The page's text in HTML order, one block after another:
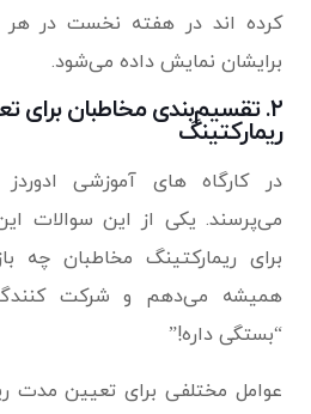
برایشان نمایش داده می‌شود.
۲. تقسیم‌بندی مخاطبان برای
ریمارکتینگ
در کارگاه های آموزشی
می‌پرسند. یکی از این سوالات
برای ریمارکتینگ مخاطبان چه
همیشه می‌دهم و شرکت
“بستگی داره!”
عوامل مختلفی برای تعیین مدت